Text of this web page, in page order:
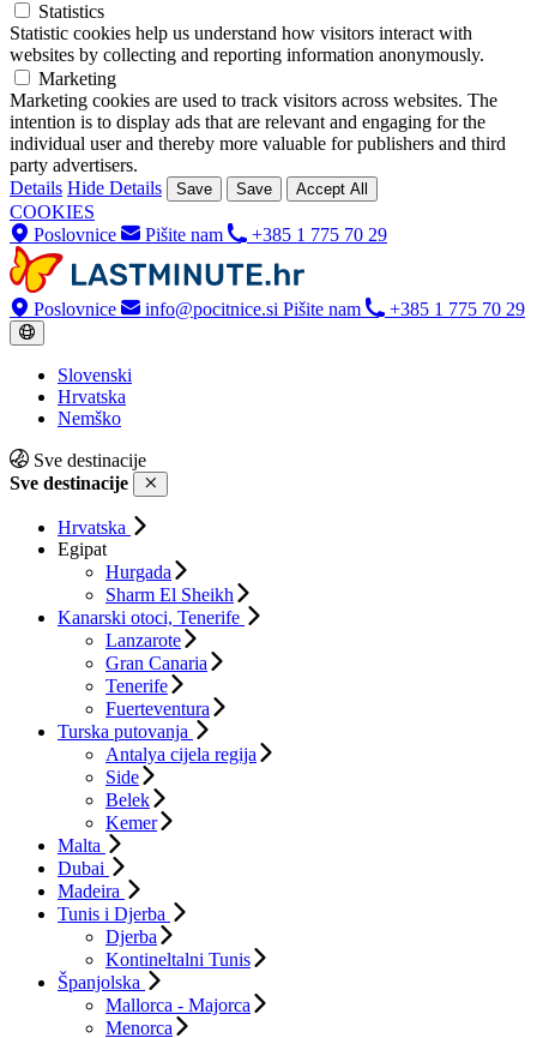
Statistics
Statistic cookies help us understand how visitors interact with
websites by collecting and reporting information anonymously.
Marketing
Marketing cookies are used to track visitors across websites. The
intention is to display ads that are relevant and engaging for the
individual user and thereby more valuable for publishers and third
party advertisers.
Details Hide Details Save Save Accept All
COOKIES
Poslovnice
Pišite nam +385 1 775 70 29
Poslovnice info@pocitnice.si Pišite nam +385 1 775 70 29
Slovenski
Hrvatska
Nemško
Sve destinacije
Sve destinacije
Hrvatska
Egipat
Hurgada
Sharm El Sheikh
Kanarski otoci, Tenerife
Lanzarote
Gran Canaria
Tenerife
Fuerteventura
Turska putovanja
Antalya cijela regija
Side
Belek
Kemer
Malta
Dubai
Madeira
Tunis i Djerba
Djerba
Kontineltalni Tunis
Španjolska
Mallorca - Majorca
Menorca